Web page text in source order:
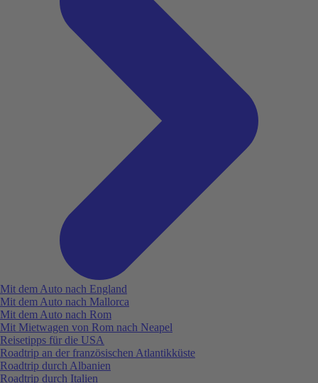
Mit dem Auto nach England
Mit dem Auto nach Mallorca
Mit dem Auto nach Rom
Mit Mietwagen von Rom nach Neapel
Reisetipps für die USA
Roadtrip an der französischen Atlantikküste
Roadtrip durch Albanien
Roadtrip durch Italien